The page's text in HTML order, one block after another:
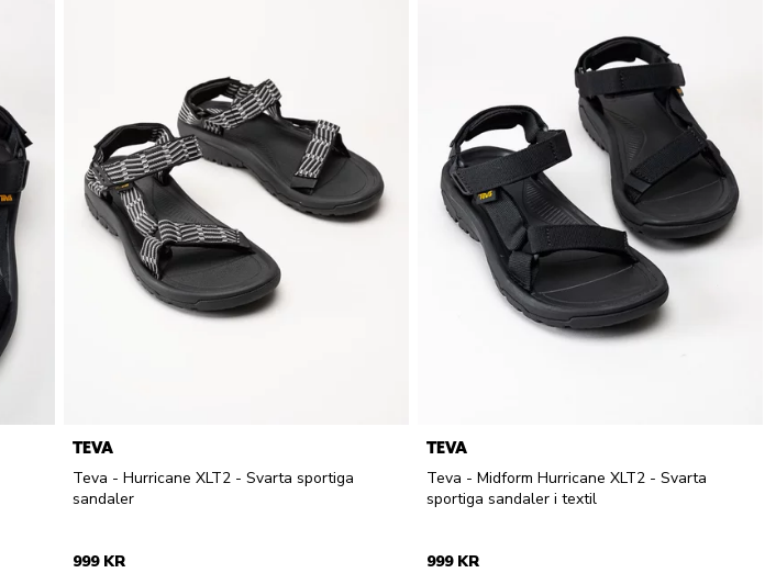
TEVA
Teva - Hurricane XLT2 - Svarta sportiga
sandaler
999 KR
TEVA
Teva - Midform Hurricane XLT2 - Svarta
sportiga sandaler i textil
999 KR